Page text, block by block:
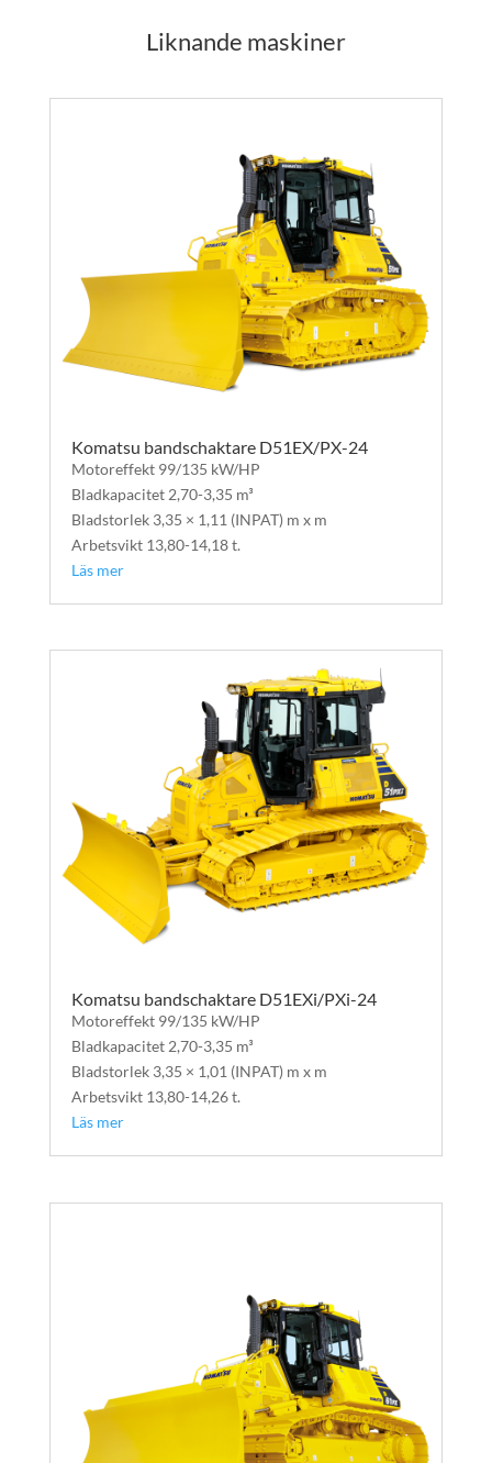
Liknande maskiner
Komatsu bandschaktare D51EX/PX-24
Motoreffekt 99/135 kW/HP
Bladkapacitet 2,70-3,35 m³
Bladstorlek 3,35 × 1,11 (INPAT) m x m
Arbetsvikt 13,80-14,18 t.
Läs mer
Komatsu bandschaktare D51EXi/PXi-24
Motoreffekt 99/135 kW/HP
Bladkapacitet 2,70-3,35 m³
Bladstorlek 3,35 × 1,01 (INPAT) m x m
Arbetsvikt 13,80-14,26 t.
Läs mer